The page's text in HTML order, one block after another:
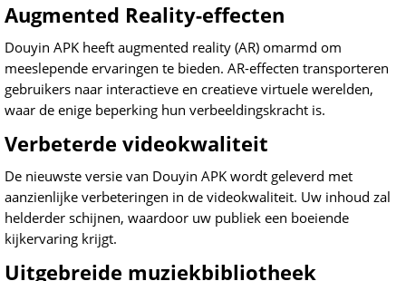
Augmented Reality-effecten
Douyin APK heeft augmented reality (AR) omarmd om
meeslepende ervaringen te bieden. AR-effecten transporteren
gebruikers naar interactieve en creatieve virtuele werelden,
waar de enige beperking hun verbeeldingskracht is.
Verbeterde videokwaliteit
De nieuwste versie van Douyin APK wordt geleverd met
aanzienlijke verbeteringen in de videokwaliteit. Uw inhoud zal
helderder schijnen, waardoor uw publiek een boeiende
kijkervaring krijgt.
Uitgebreide muziekbibliotheek